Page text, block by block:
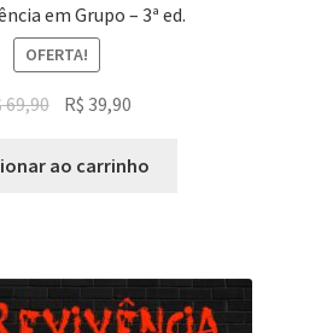
em Grupo – 3ª ed.
OFERTA!
69,90
original
R$ 39,90
atual
ao carrinho